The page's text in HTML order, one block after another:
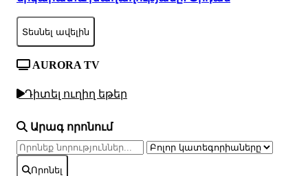
Տեսնել ավելին
AURORA TV
Դիտել ուղիղ եթեր
Արագ որոնում
Որոնել